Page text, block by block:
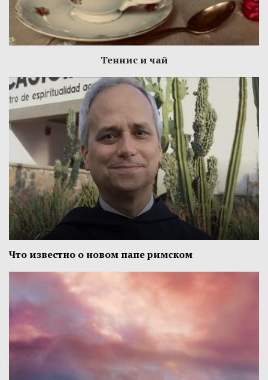
Теннис и чай
Что известно о новом папе римском